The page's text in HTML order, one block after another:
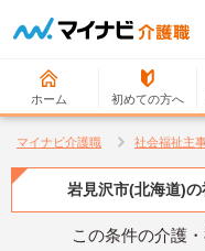
ホーム 初めての方へ
マイナビ介護職 社会福祉主
岩見沢市(北海道)
この条件の介護